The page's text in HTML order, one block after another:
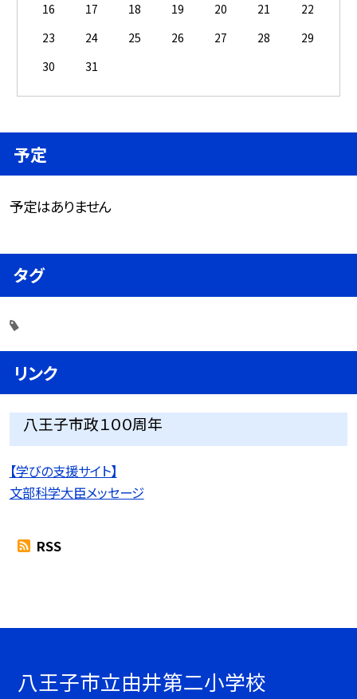
16
17 18 19 20 21
22
23
24 25 26 27 28
29
30
31
予定
予定はありません
タグ
リンク
八王子市政１００周年
【学びの支援サイト】
文部科学大臣メッセージ
RSS
八王子市立由井第二小学校